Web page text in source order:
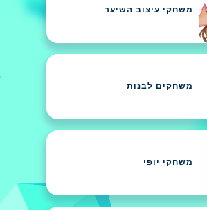
משחקי עיצוב השיער
משחקים לבנות
משחקי יופי